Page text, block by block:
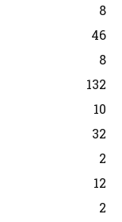
8
46
8
132
10
32
2
12
2